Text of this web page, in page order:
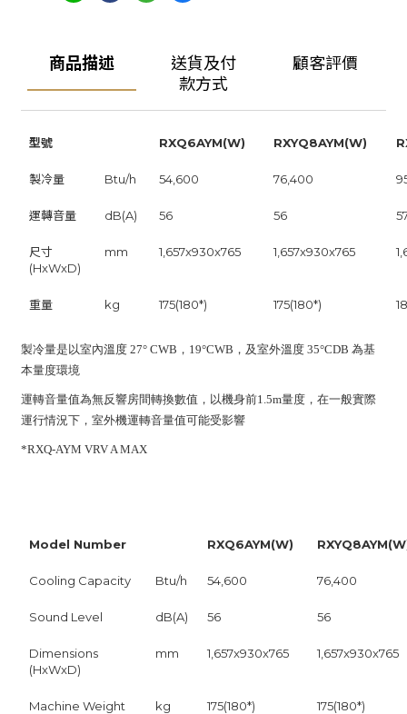
商品描述
送貨及付
款方式
顧客評價
型號 RXQ6AYM(W) RXYQ8AYM(W)
製冷量 Btu/h 54,600 76,400
運轉音量 dB(A) 56 56
尺寸
(HxWxD)
mm 1,657x930x765 1,657x930x765
重量 kg 175(180*) 175(180*)
製冷量是以室內溫度 27° CWB，19°CWB，及室外溫度 35°CDB 為基
本量度環境
運轉音量值為無反響房間轉換數值，以機身前1.5m量度，在一般實際
運行情況下，室外機運轉音量值可能受影響
*RXQ-AYM VRV A MAX
Model Number RXQ6AYM(W)
Cooling Capacity Btu/h 54,600 76,400
Sound Level dB(A) 56 56
Dimensions
(HxWxD)
mm 1,657x930x765 1,657x930x765
Machine Weight kg 175(180*) 175(180*)